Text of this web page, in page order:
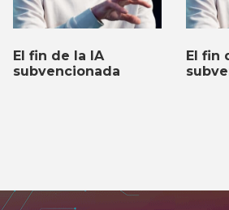
El fin de la IA
subvencionada
El fin